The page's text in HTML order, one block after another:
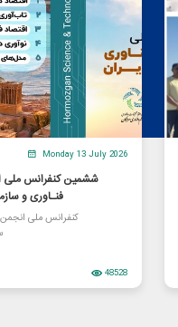
Monday 13 July 2026
ششمین کنفرانس ملی
فنـاوری و
کنفرانس ملی
48528